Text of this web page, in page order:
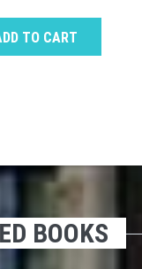
TO CART
BOOKS